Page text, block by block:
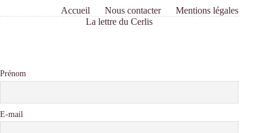
Accueil Nous contacter
Mentions légales
La lettre du Cerlis
Prénom
E-mail